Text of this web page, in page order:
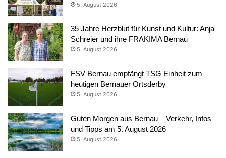
5. August 2026
35 Jahre Herzblut für Kunst und Kultur: Anja
Schreier und ihre FRAKIMA Bernau
5. August 2026
FSV Bernau empfängt TSG Einheit zum
heutigen Bernauer Ortsderby
5. August 2026
Guten Morgen aus Bernau – Verkehr, Infos
und Tipps am 5. August 2026
5. August 2026